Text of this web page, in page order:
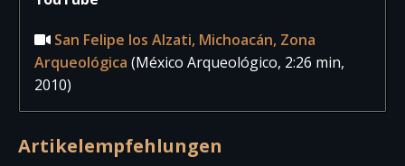
San Felipe los Alzati, Michoacán, Zona
Arqueológica (México Arqueológico, 2:26 min,
2010)
Artikelempfehlungen